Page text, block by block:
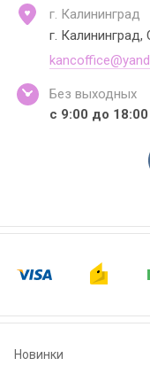
г. Калининград
г. Калининград,
Без выходных
с 9:00 до 18:00
Новинки